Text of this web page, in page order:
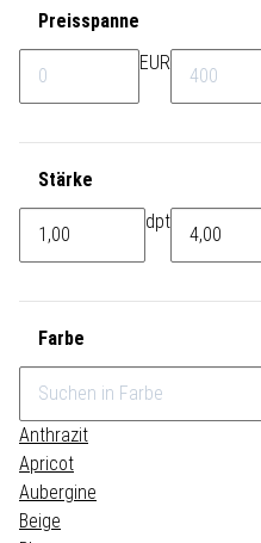
Preisspanne
EUR
Stärke
dpt
Farbe
Anthrazit
Apricot
Aubergine
Beige